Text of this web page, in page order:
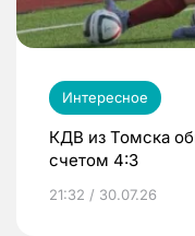
Интересное
КДВ из Томска
счетом 4:3
21:32 / 30.07.26